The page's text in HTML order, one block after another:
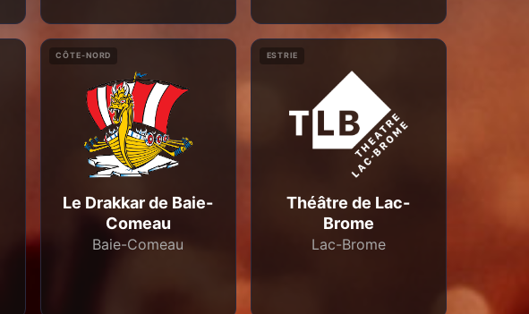
CÔTE-NORD
Le Drakkar de Baie-
Comeau
Baie-Comeau
ESTRIE
Théâtre de Lac-
Brome
Lac-Brome